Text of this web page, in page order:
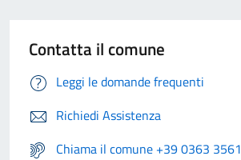
Contatta il comune
Leggi le domande frequenti
Richiedi Assistenza
Chiama il comune +39 0363 3561